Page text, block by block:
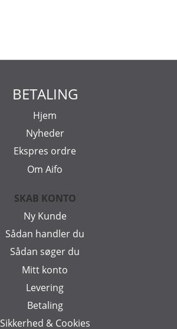
BETALING
Hjem
Nyheder
Ekspres ordre
Om Aifo
SKAB KONTO
Ny Kunde
Sådan handler du
Sådan søger du
Mitt konto
Levering
Betaling
Sikkerhed & Cookies